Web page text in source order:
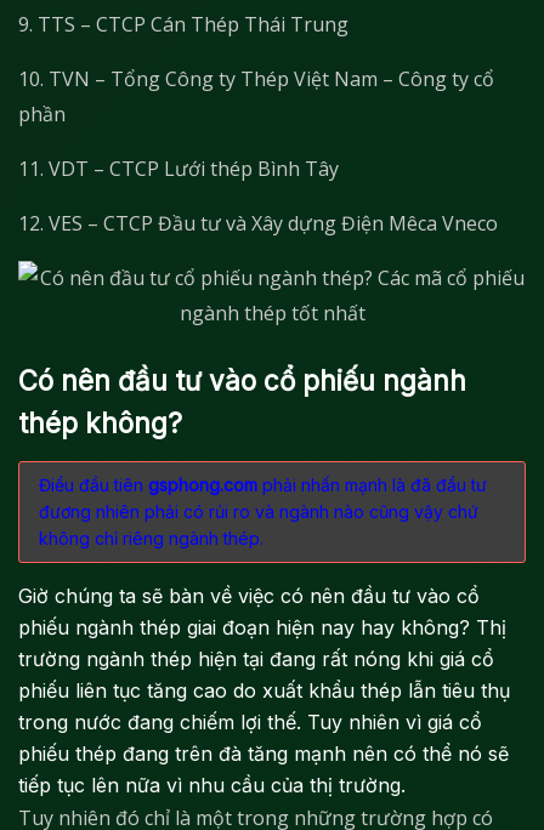
9. TTS – CTCP Cán Thép Thái Trung
10. TVN – Tổng Công ty Thép Việt Nam – Công ty cổ
phần
11. VDT – CTCP Lưới thép Bình Tây
12. VES – CTCP Đầu tư và Xây dựng Điện Mêca Vneco
Có nên đầu tư vào cổ phiếu ngành
thép không?
Điều đầu tiên gsphong.com phải nhấn mạnh là đã đầu tư
đương nhiên phải có rủi ro và ngành nào cũng vậy chứ
không chỉ riêng ngành thép.
Giờ chúng ta sẽ bàn về việc có nên đầu tư vào cổ
phiếu ngành thép giai đoạn hiện nay hay không? Thị
trường ngành thép hiện tại đang rất nóng khi giá cổ
phiếu liên tục tăng cao do xuất khẩu thép lẫn tiêu thụ
trong nước đang chiếm lợi thế. Tuy nhiên vì giá cổ
phiếu thép đang trên đà tăng mạnh nên có thể nó sẽ
tiếp tục lên nữa vì nhu cầu của thị trường.
Tuy nhiên đó chỉ là một trong những trường hợp có